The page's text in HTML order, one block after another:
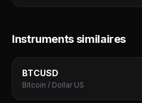
Instruments similaires
BTCUSD
Bitcoin / Dollar US